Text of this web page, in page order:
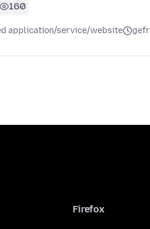
160
application/service/website
Firefox